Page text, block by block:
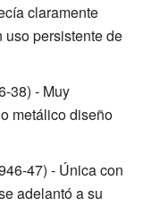
claramente
uso persistente de
38) - Muy
metálico diseño
47) - Única con
adelantó a su